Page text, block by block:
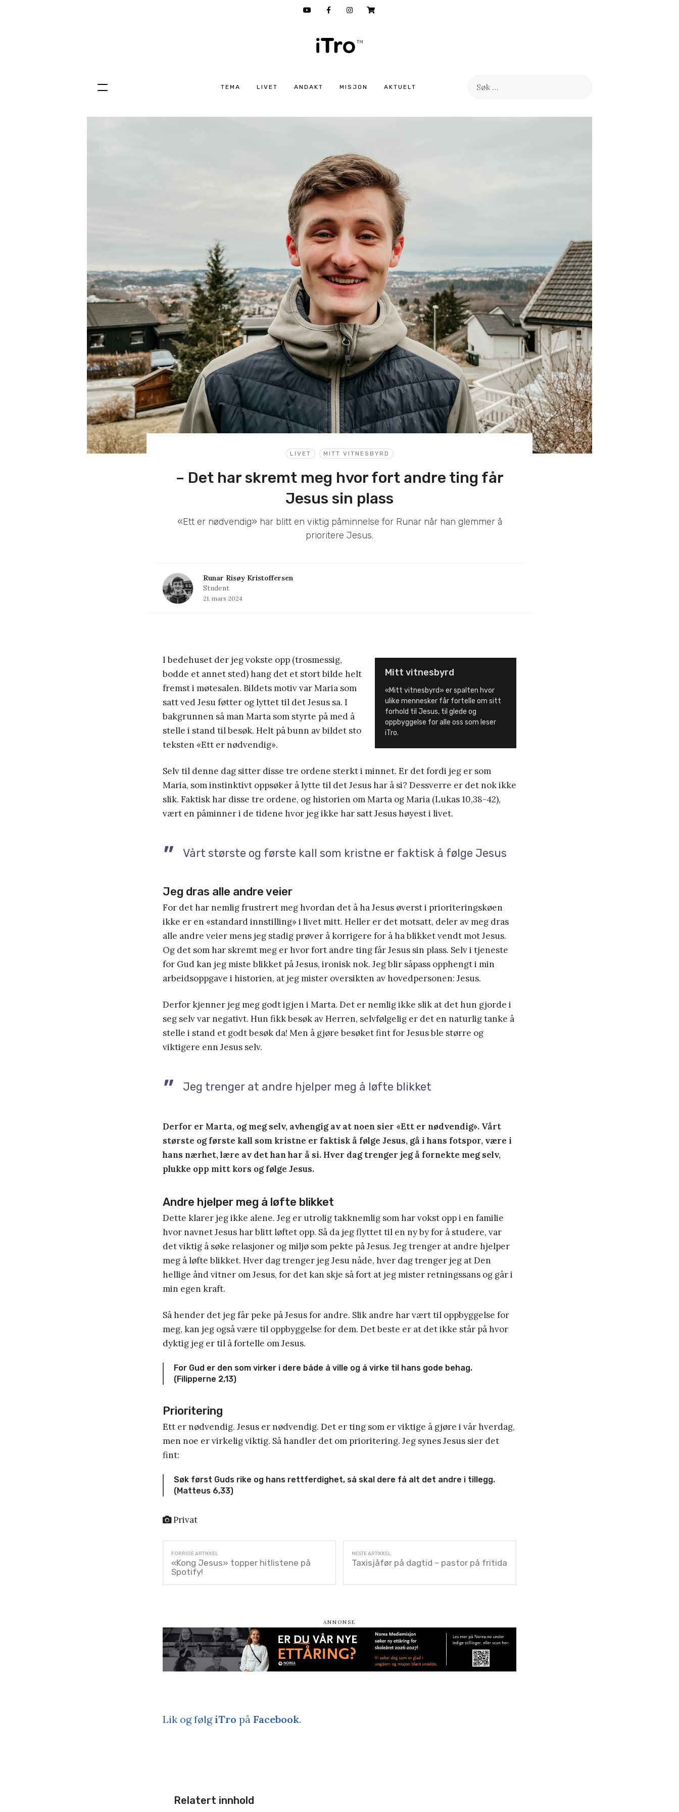
TEMA LIVET ANDAKT MISJON AKTUELT
Søk
Hopp
LIVET MITT VITNESBYRD
– Det har skremt meg hvor fort andre ting får
Jesus sin plass
«Ett er nødvendig» har blitt en viktig påminnelse for Runar når han glemmer å
prioritere Jesus.
Runar Risøy Kristoffersen
Student
21. mars 2024
Mitt vitnesbyrd
«Mitt vitnesbyrd» er spalten hvor
ulike mennesker får fortelle om sitt
forhold til Jesus, til glede og
oppbyggelse for alle oss som leser
iTro.
I bedehuset der jeg vokste opp (trosmessig,
bodde et annet sted) hang det et stort bilde helt
fremst i møtesalen. Bildets motiv var Maria som
satt ved Jesu føtter og lyttet til det Jesus sa. I
bakgrunnen så man Marta som styrte på med å
stelle i stand til besøk. Helt på bunn av bildet sto
teksten «Ett er nødvendig».
Selv til denne dag sitter disse tre ordene sterkt i minnet. Er det fordi jeg er som
Maria, som instinktivt oppsøker å lytte til det Jesus har å si? Dessverre er det nok ikke
slik. Faktisk har disse tre ordene, og historien om Marta og Maria (Lukas 10,38-42),
vært en påminner i de tidene hvor jeg ikke har satt Jesus høyest i livet.
Vårt største og første kall som kristne er faktisk å følge Jesus
Jeg dras alle andre veier
For det har nemlig frustrert meg hvordan det å ha Jesus øverst i prioriteringskøen
ikke er en «standard innstilling» i livet mitt. Heller er det motsatt, deler av meg dras
alle andre veier mens jeg stadig prøver å korrigere for å ha blikket vendt mot Jesus.
Og det som har skremt meg er hvor fort andre ting får Jesus sin plass. Selv i tjeneste
for Gud kan jeg miste blikket på Jesus, ironisk nok. Jeg blir såpass opphengt i min
arbeidsoppgave i historien, at jeg mister oversikten av hovedpersonen: Jesus.
Derfor kjenner jeg meg godt igjen i Marta. Det er nemlig ikke slik at det hun gjorde i
seg selv var negativt. Hun fikk besøk av Herren, selvfølgelig er det en naturlig tanke å
stelle i stand et godt besøk da! Men å gjøre besøket fint for Jesus ble større og
viktigere enn Jesus selv.
Jeg trenger at andre hjelper meg å løfte blikket
Derfor er Marta, og meg selv, avhengig av at noen sier «Ett er nødvendig». Vårt
største og første kall som kristne er faktisk å følge Jesus, gå i hans fotspor, være i
hans nærhet, lære av det han har å si. Hver dag trenger jeg å fornekte meg selv,
plukke opp mitt kors og følge Jesus.
Andre hjelper meg å løfte blikket
Dette klarer jeg ikke alene. Jeg er utrolig takknemlig som har vokst opp i en familie
hvor navnet Jesus har blitt løftet opp. Så da jeg flyttet til en ny by for å studere, var
det viktig å søke relasjoner og miljø som pekte på Jesus. Jeg trenger at andre hjelper
meg å løfte blikket. Hver dag trenger jeg Jesu nåde, hver dag trenger jeg at Den
hellige ånd vitner om Jesus, for det kan skje så fort at jeg mister retningssans og går i
min egen kraft.
Så hender det jeg får peke på Jesus for andre. Slik andre har vært til oppbyggelse for
meg, kan jeg også være til oppbyggelse for dem. Det beste er at det ikke står på hvor
dyktig jeg er til å fortelle om Jesus.
For Gud er den som virker i dere både å ville og å virke til hans gode behag.
(Filipperne 2,13)
Prioritering
Ett er nødvendig. Jesus er nødvendig. Det er ting som er viktige å gjøre i vår hverdag,
men noe er virkelig viktig. Så handler det om prioritering. Jeg synes Jesus sier det
fint:
Søk først Guds rike og hans rettferdighet, så skal dere få alt det andre i tillegg.
(Matteus 6,33)
Privat
«Kong Jesus» topper hitlistene på
Spotify!
Taxisjåfør på dagtid – pastor på fritida
Lik og følgiTro på Facebook.
Relatert innhold